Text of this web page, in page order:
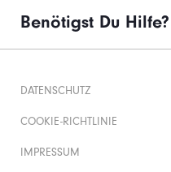
Benötigst Du Hilfe?
DATENSCHUTZ
COOKIE-RICHTLINIE
IMPRESSUM